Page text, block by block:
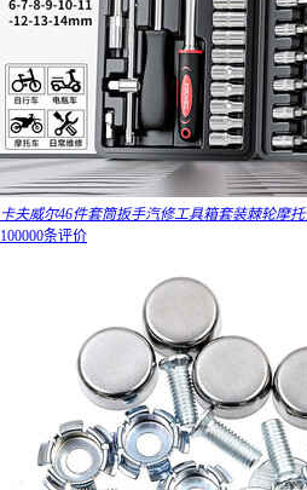
卡夫威尔46件套筒扳手汽修工具箱套装棘轮摩
100000条评价